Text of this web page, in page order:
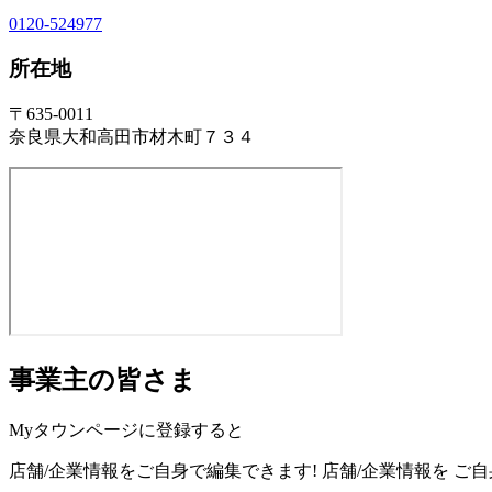
0120-524977
所在地
〒635-0011
奈良県大和高田市材木町７３４
事業主の皆さま
Myタウンページに登録すると
店舗/企業情報をご自身で編集できます! 店舗/企業情報を ご